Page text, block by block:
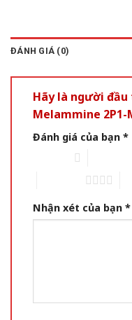
ĐÁNH GIÁ (0)
Hãy là người đầu
Melammine 2P1-
Đánh giá của bạn *
Nhận xét của bạn *